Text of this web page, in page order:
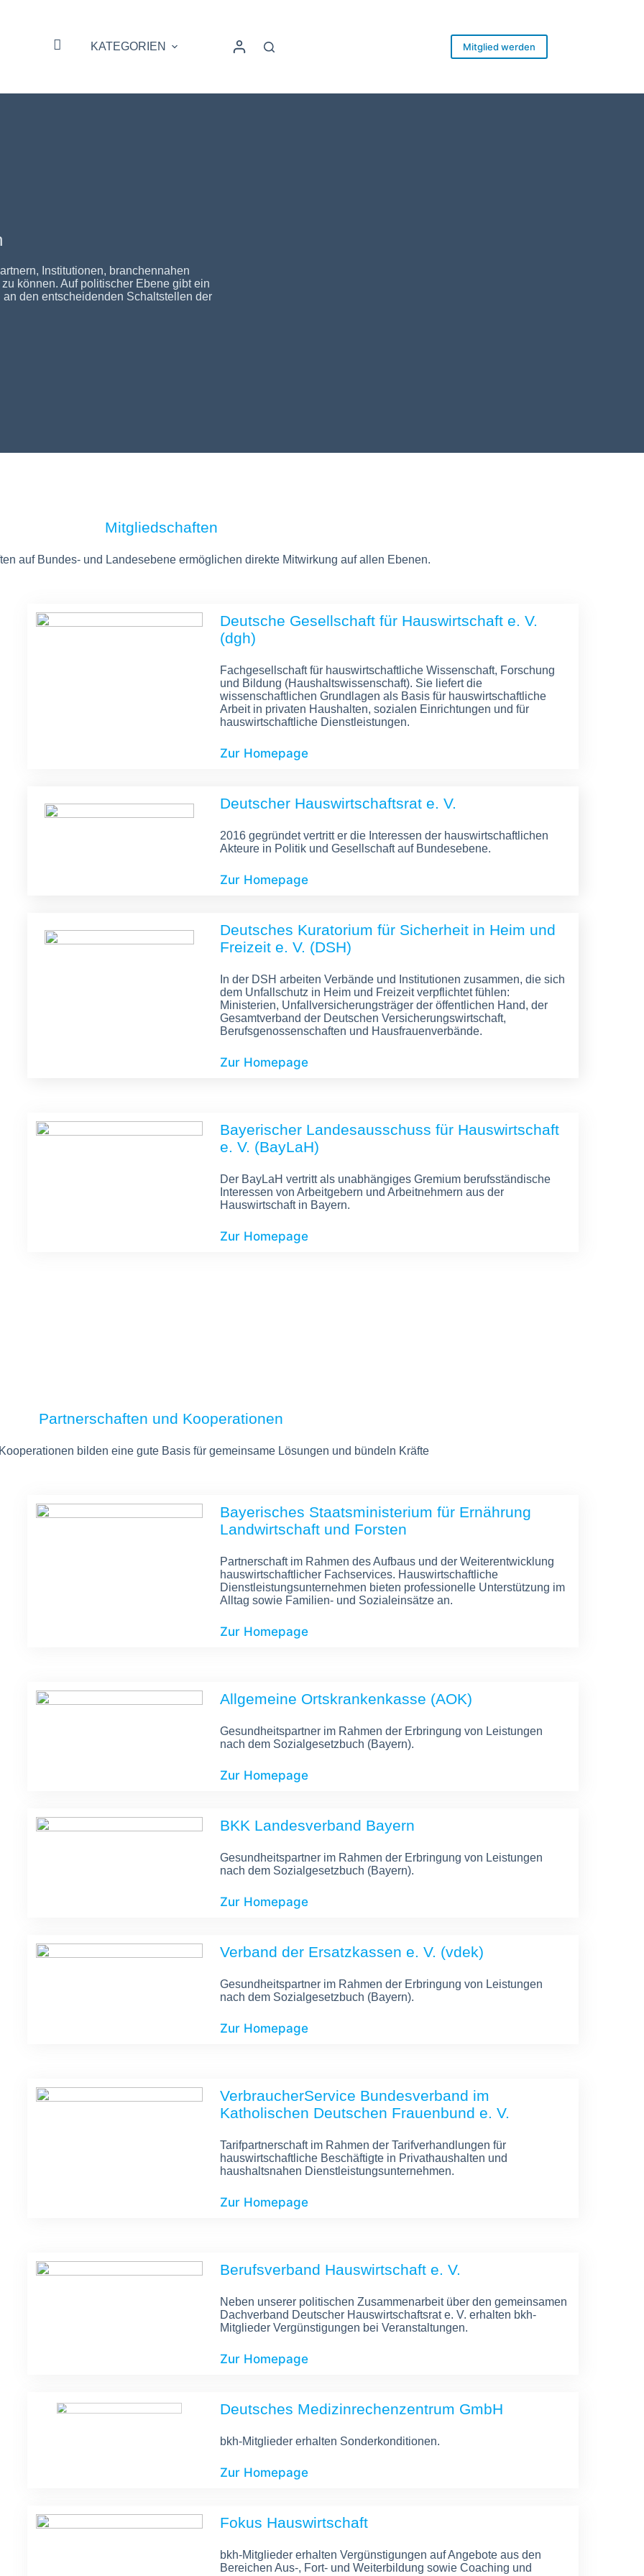
HOME KATEGORIEN Mitglied werden
Institutionen, branchennahen
können. Auf politischer Ebene gibt ein
den entscheidenden Schaltstellen der
Mitgliedschaften
auf Bundes- und Landesebene ermöglichen direkte Mitwirkung auf allen Ebenen.
Deutsche Gesellschaft für Hauswirtschaft e. V.
(dgh)
Fachgesellschaft für hauswirtschaftliche Wissenschaft, Forschung
und Bildung (Haushaltswissenschaft). Sie liefert die
wissenschaftlichen Grundlagen als Basis für hauswirtschaftliche
Arbeit in privaten Haushalten, sozialen Einrichtungen und für
hauswirtschaftliche Dienstleistungen.
Zur Homepage
Deutscher Haus­wirtschafts­rat e. V.
2016 ge­gründet vertritt er die Interessen der haus­wirtschaft­lichen
Akteure in Politik und Gesell­schaft auf Bundesebene.
Zur Homepage
Deutsches Kuratorium für Sicherheit in Heim und
Freizeit e. V. (DSH)
In der DSH arbeiten Verbände und Institutionen zusammen, die sich
dem Unfallschutz in Heim und Freizeit verpflichtet fühlen:
Ministerien, Unfallversicherungsträger der öffentlichen Hand, der
Gesamtverband der Deutschen Versicherungswirtschaft,
Berufsgenossenschaften und Hausfrauenverbände.
Zur Homepage
Bayerischer Landesausschuss für Hauswirtschaft
e. V. (BayLaH)
Der BayLaH vertritt als unabhängiges Gremium berufsständische
Interessen von Arbeitgebern und Arbeitnehmern aus der
Hauswirtschaft in Bayern.
Zur Homepage
Partnerschaften und Kooperationen
bilden eine gute Basis für gemeinsame Lösungen und bündeln Kräfte
Bayerisches Staatsministerium für Ernährung
Landwirtschaft und Forsten
Partnerschaft im Rahmen des Aufbaus und der Weiterentwicklung
hauswirtschaftlicher Fachservices. Hauswirtschaftliche
Dienstleistungsunternehmen bieten professionelle Unterstützung im
Alltag sowie Familien- und Sozialeinsätze an.
Zur Homepage
Allgemeine Ortskrankenkasse (AOK)
Gesundheitspartner im Rahmen der Erbringung von Leistungen
nach dem Sozialgesetzbuch (Bayern).
Zur Homepage
BKK Landesverband Bayern
Gesundheitspartner im Rahmen der Erbringung von Leistungen
nach dem Sozialgesetzbuch (Bayern).
Zur Homepage
Verband der Ersatzkassen e. V. (vdek)
Gesundheitspartner im Rahmen der Erbringung von Leistungen
nach dem Sozialgesetzbuch (Bayern).
Zur Homepage
VerbraucherService Bundesverband im
Katholischen Deutschen Frauenbund e. V.
Tarifpartnerschaft im Rahmen der Tarifverhandlungen für
hauswirtschaftliche Beschäftigte in Privathaushalten und
haushaltsnahen Dienstleistungsunternehmen.
Zur Homepage
Berufsverband Hauswirtschaft e. V.
Neben unserer politischen Zusammenarbeit über den gemeinsamen
Dachverband Deutscher Hauswirtschaftsrat e. V. erhalten bkh-
Mitglieder Vergünstigungen bei Veranstaltungen.
Zur Homepage
Deutsches Medizinrechenzentrum GmbH
bkh-Mitglieder erhalten Sonderkonditionen.
Zur Homepage
Fokus Hauswirtschaft
bkh-Mitglieder erhalten Vergünstigungen auf Angebote aus den
Bereichen Aus-, Fort- und Weiterbildung sowie Coaching und